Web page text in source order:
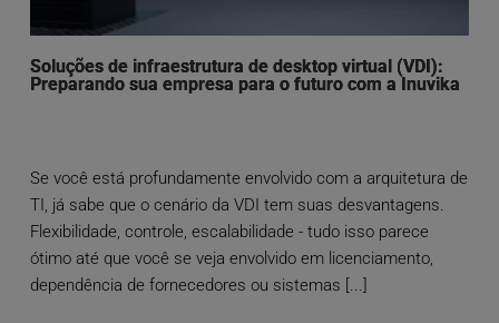
Soluções de infraestrutura de desktop virtual (VDI):
Preparando sua empresa para o futuro com a Inuvika
Se você está profundamente envolvido com a arquitetura de
TI, já sabe que o cenário da VDI tem suas desvantagens.
Flexibilidade, controle, escalabilidade - tudo isso parece
ótimo até que você se veja envolvido em licenciamento,
dependência de fornecedores ou sistemas [...]